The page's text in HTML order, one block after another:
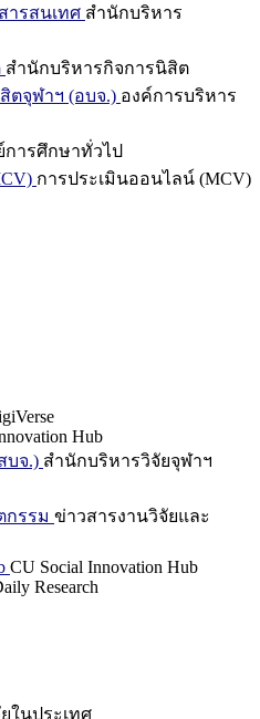
ารสนเทศ สำนักบริหาร
สำนักบริหารกิจการนิสิต
ตจุฬาฯ (อบจ.) องค์การบริหาร
การศึกษาทั่วไป
การประเมินออนไลน์ (MCV)
Hub
บจ.) สำนักบริหารวิจัยจุฬาฯ
กรรม ข่าวสารงานวิจัยและ
CU Social Innovation Hub
Research
ในประเทศ